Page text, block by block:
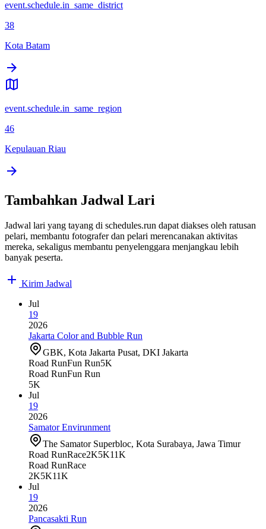
event.schedule.in_same_district
38
Kota Batam
event.schedule.in_same_region
46
Kepulauan Riau
Tambahkan Jadwal Lari
Jadwal lari yang tayang di schedules.run dapat diakses oleh ratusan
pelari, membantu fotografer dan pelari merencanakan aktivitas
mereka, sekaligus membantu penyelenggara menjangkau lebih
banyak peserta.
Kirim Jadwal
Jul
19
2026
Jakarta Color and Bubble Run
GBK, Kota Jakarta Pusat, DKI Jakarta
Road RunFun Run5K
Road RunFun Run
5K
Jul
19
2026
Samator Envirunment
The Samator Superbloc, Kota Surabaya, Jawa Timur
Road RunRace2K5K11K
Road RunRace
2K5K11K
Jul
19
2026
Pancasakti Run